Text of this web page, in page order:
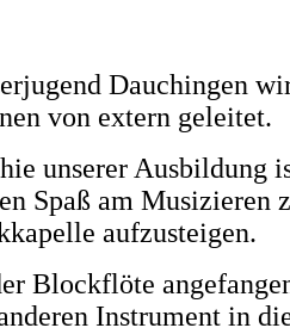
Dauchingen
von extern geleitet.
unserer Ausbildung
Spaß am
aufzusteigen.
Blockflöte
Instrument in